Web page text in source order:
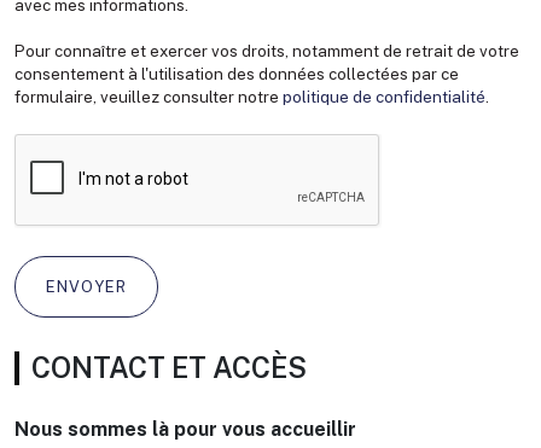
avec mes informations.
Pour connaître et exercer vos droits, notamment de retrait de votre
consentement à l'utilisation des données collectées par ce
formulaire, veuillez consulter notre politique de confidentialité
CONTACT ET ACCÈS
Nous sommes là pour vous accueillir